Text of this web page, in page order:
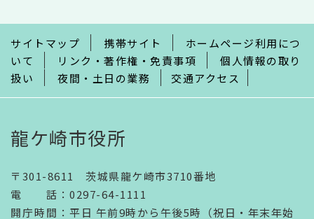
で
サイトマップ 携帯サイト
ホームページ利用につ
いて
リンク・著作権・免責事項
個人情報の取り
扱い
夜間・土日の業務 交通アクセス
龍ケ崎市役所
〒301-8611 茨城県龍ケ崎市3710番地
電話 ： 0297-64-1111
開庁時間 ： 平日 午前9時から午後5時（祝日・年末年始